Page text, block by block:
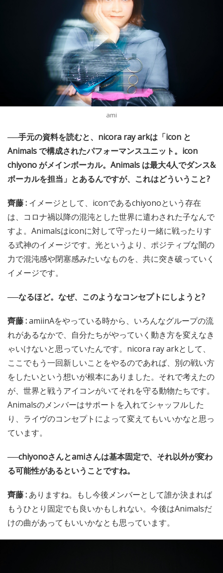
ami
──手元の資料を読むと、nicora ray arkは「icon と
Animals で構成されたパフォーマンスユニット。icon
chiyono がメインボーカル。Animals は最大4人でダンス&
ボーカルを担当」とあるんですが、これはどういうこと?
齊藤 : イメージとして、iconであるchiyonoという存在
は、コロナ禍以降の混沌とした世界に遣わされた子なんで
すよ。Animalsはiconに対して守ったり一緒に戦ったりす
る式神のイメージです。光というより、ポジティブな闇の
力で混沌感や閉塞感みたいなものを、共に突き破っていく
イメージです。
──なるほど。なぜ、このようなコンセプトにしようと?
齊藤 :amiinAをやっている時から、いろんなグループの流
れがあるなかで、自分たちがやっていく動き方を変えなき
ゃいけないと思っていたんです。nicora ray arkとして、
ここでもう一回新しいことをやるのであれば、別の戦い方
をしたいという想いが根本にありました。それで考えたの
が、世界と戦うアイコンがいてそれを守る動物たちです。
Animalsのメンバーはサポートを入れてシャッフルした
り、ライヴのコンセプトによって変えてもいいかなと思っ
ています。
──chiyonoさんとamiさんは基本固定で、それ以外が変わ
る可能性があるということですね。
齊藤 : ありますね。もし今後メンバーとして誰か決まれば
もうひとり固定でも良いかもしれない。今後はAnimalsだ
けの曲があってもいいかなとも思っています。